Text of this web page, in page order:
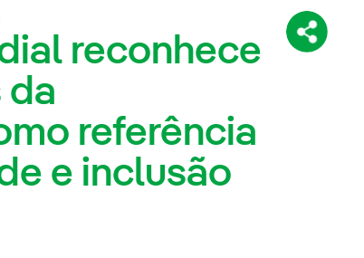
reconhece
da
referência
e inclusão